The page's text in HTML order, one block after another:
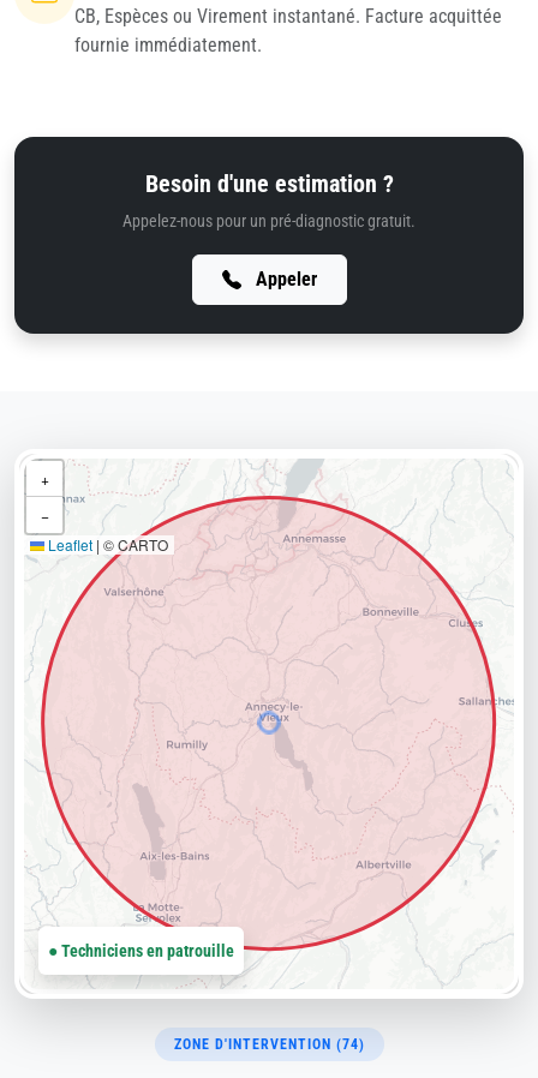
CB, Espèces ou Virement instantané. Facture acquittée
fournie immédiatement.
Besoin d'une estimation ?
Appelez-nous pour un pré-diagnostic gratuit.
Appeler
ZONE D'INTERVENTION (74)
+
−
Leaflet | © CARTO
● Techniciens en patrouille